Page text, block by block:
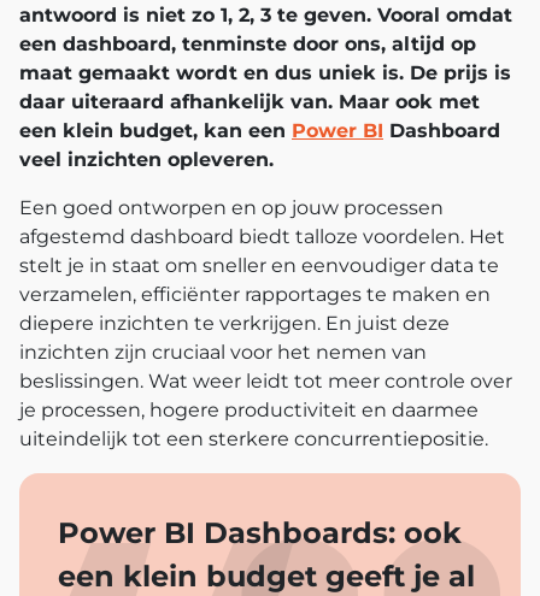
antwoord is niet zo 1, 2, 3 te geven. Vooral omdat
een dashboard, tenminste door ons, altijd op
maat gemaakt wordt en dus uniek is. De prijs is
daar uiteraard afhankelijk van. Maar ook met
een klein budget, kan een Power BI Dashboard
veel inzichten opleveren.
Een goed ontworpen en op jouw processen
afgestemd dashboard biedt talloze voordelen. Het
stelt je in staat om sneller en eenvoudiger data te
verzamelen, efficiënter rapportages te maken en
diepere inzichten te verkrijgen. En juist deze
inzichten zijn cruciaal voor het nemen van
beslissingen. Wat weer leidt tot meer controle over
je processen, hogere productiviteit en daarmee
uiteindelijk tot een sterkere concurrentiepositie.
Power BI Dashboards: ook
een klein budget geeft je al